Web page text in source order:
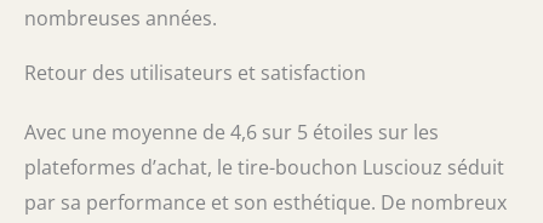
nombreuses années.
Retour des utilisateurs et satisfaction
Avec une moyenne de 4,6 sur 5 étoiles sur les
plateformes d’achat, le tire-bouchon Lusciouz séduit
par sa performance et son esthétique. De nombreux